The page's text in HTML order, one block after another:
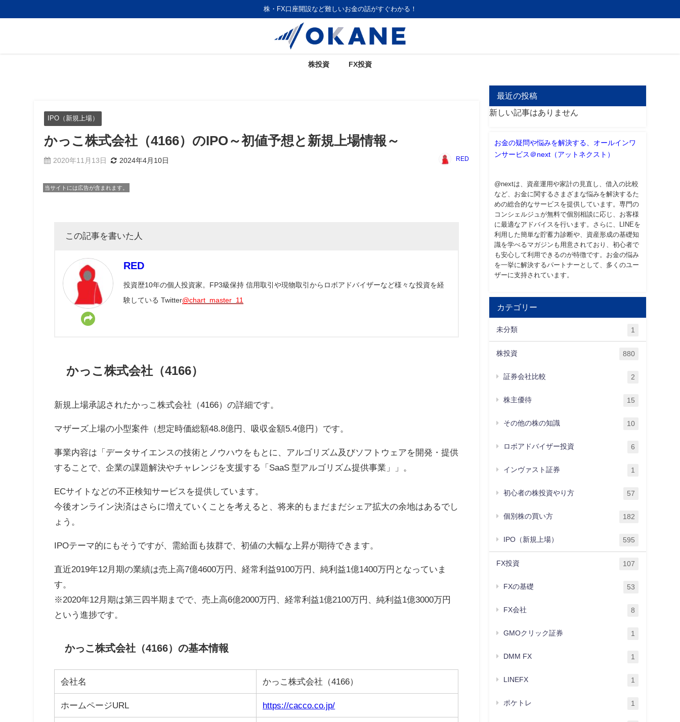
株・FX口座開設など難しいお金の話がすぐわかる！
株投資 FX投資
IPO（新規上場）
かっこ株式会社（4166）のIPO～初値予想と新規上場情報～
2020年11月13日 2024年4月10日 RED
当サイトには広告が含まれます。
この記事を書いた人
RED
投資歴10年の個人投資家。FP3級保持 信用取引や現物取引からロボアドバイザーなど様々な投資を経
験している Twitter@chart_master_11
かっこ株式会社（4166）
新規上場承認されたかっこ株式会社（4166）の詳細です。
マザーズ上場の小型案件（想定時価総額48.8億円、吸収金額5.4億円）です。
事業内容は「データサイエンスの技術とノウハウをもとに、アルゴリズム及びソフトウェアを開発・提供
することで、企業の課題解決やチャレンジを支援する「SaaS 型アルゴリズム提供事業」」。
ECサイトなどの不正検知サービスを提供しています。
今後オンライン決済はさらに増えていくことを考えると、将来的もまだまだシェア拡大の余地はあるでし
ょう。
IPOテーマ的にもそうですが、需給面も抜群で、初値の大幅な上昇が期待できます。
直近2019年12月期の業績は売上高7億4600万円、経常利益9100万円、純利益1億1400万円となっていま
す。
※2020年12月期は第三四半期までで、売上高6億2000万円、経常利益1億2100万円、純利益1億3000万円
という進捗です。
かっこ株式会社（4166）の基本情報
会社名 かっこ株式会社（4166）
ホームページURL https://cacco.co.jp/
最近の投稿
新しい記事はありません
お金の疑問や悩みを解決する、オールインワ
ンサービス＠next（アットネクスト）
@nextは、資産運用や家計の見直し、借入の比較
など、お金に関するさまざまな悩みを解決するた
めの総合的なサービスを提供しています。専門の
コンシェルジュが無料で個別相談に応じ、お客様
に最適なアドバイスを行います。さらに、LINEを
利用した簡単な貯蓄力診断や、資産形成の基礎知
識を学べるマガジンも用意されており、初心者で
も安心して利用できるのが特徴です。お金の悩み
を一挙に解決するパートナーとして、多くのユー
ザーに支持されています。
カテゴリー
未分類 1
株投資 880
証券会社比較 2
株主優待 15
その他の株の知識 10
ロボアドバイザー投資 6
インヴァスト証券 1
初心者の株投資やり方 57
個別株の買い方 182
IPO（新規上場） 595
FX投資 107
FXの基礎 53
FX会社 8
GMOクリック証券 1
DMM FX 1
LINEFX 1
ポケトレ 1